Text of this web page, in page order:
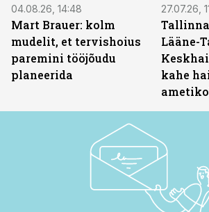
04.08.26, 14:48
Mart Brauer: kolm
mudelit, et tervishoius
paremini tööjõudu
planeerida
27.07.26,
Lääne-
kahe